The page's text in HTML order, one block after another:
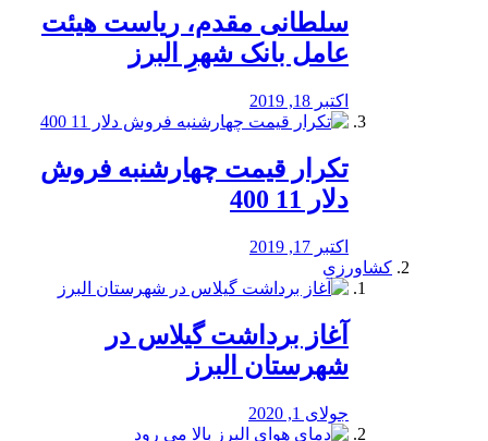
سلطانی مقدم، ریاست هیئت
عامل بانک شهرِ البرز
اکتبر 18, 2019
تکرار قیمت چهارشنبه فروش
دلار 11 400
اکتبر 17, 2019
کشاورزی
آغاز برداشت گیلاس در
شهرستان البرز
جولای 1, 2020